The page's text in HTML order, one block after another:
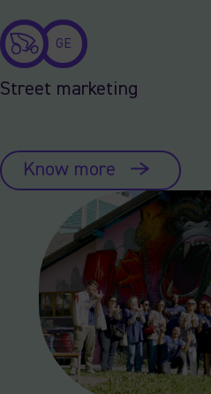
GE
Street marketing
Know more